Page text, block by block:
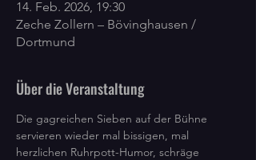
14. Feb. 2026, 19:30
Zeche Zollern – Bövinghausen /
Dortmund
Über die Veranstaltung
Die gagreichen Sieben auf der Bühne
servieren wieder mal bissigen, mal
herzlichen Ruhrpott-Humor, schräge